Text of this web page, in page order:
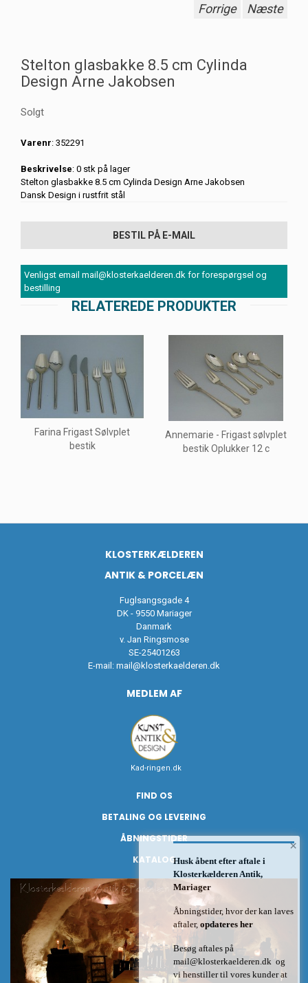
Forrige Næste
Stelton glasbakke 8.5 cm Cylinda
Design Arne Jakobsen
Solgt
Varenr: 352291
Beskrivelse: 0 stk på lager
Stelton glasbakke 8.5 cm Cylinda Design Arne Jakobsen
Dansk Design i rustfrit stål
BESTIL PÅ E-MAIL
Venligst email mail@klosterkaelderen.dk for forespørgsel og
bestilling
RELATEREDE PRODUKTER
Farina Frigast Sølvplet
bestik
Annemarie - Frigast sølvplet
bestik Oplukker 12 c
KLOSTERKÆLDEREN
ANTIK & PORCELÆN
Fuglsangsgade 4
DK - 9550 Mariager
Danmark
v. Jan Ringsmose
SE-25401263
E-mail: mail@klosterkaelderen.dk
MEDLEM AF
Kad-ringen.dk
FIND OS
BETALING OG LEVERING
ÅBNINGSTIDER
KATALOG
×
Husk åbent efter aftale i
Klosterkælderen Antik,
Mariager
Åbningstider, hvor der kan laves
aftaler, opdateres her
Besøg aftales på
mail@klosterkaelderen.dk og
vi henstiller til vores kunder at